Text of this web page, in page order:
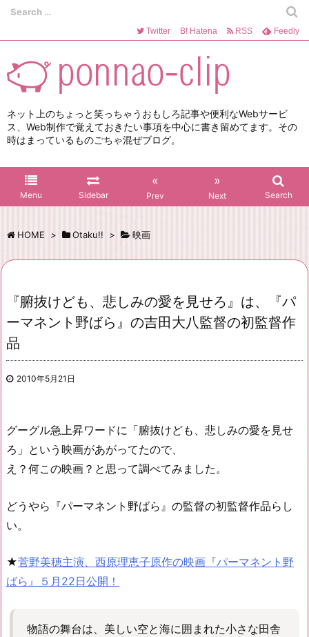
ネット上のちょっと笑っちゃうおもしろ記事や便利なWebサービ
ス、Web制作で覚えておきたい事項を中心に書き留めてます。その
時はまっているものごちゃ混ぜブログ。
Menu Sidebar
«
Prev
»
Next Search
Twitter B! Hatena RSS Feedly
HOME > Otaku!! > 映画
『腑抜けども、悲しみの愛を見せろ』は、『パ
ーマネント野ばら』の吉田大八監督の初監督作
品
2010年5月21日
グーグル急上昇ワードに「腑抜けども、悲しみの愛を見せ
ろ」という映画があがってたので、
え？何この映画？と思って調べてみました。
どうやら『パーマネント野ばら』の監督の初監督作品らし
い。
★菅野美穂主演、西原理恵子原作の映画『パーマネント野
ばら』５月22日公開！
物語の舞台は、美しい空と海に囲まれた小さな田舎